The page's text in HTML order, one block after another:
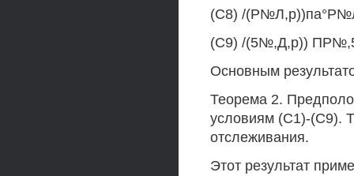
(С8) /
(С9) /(5№,Д,р))
Основным
Теорема 2.
условиям (С1)-(С9).
отслеживания.
Этот результат